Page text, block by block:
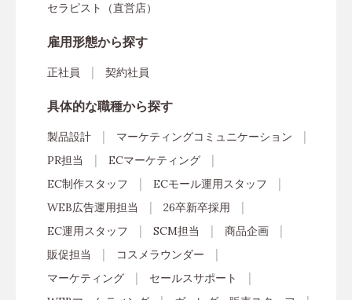
セラピスト（直営店）
雇用形態から探す
正社員 契約社員
具体的な職種から探す
製品設計
マーケティングコミュニケーション
PR担当
ECマーケティング
EC制作スタッフ
ECモール運用スタッフ
WEB広告運用担当
26卒新卒採用
EC運用スタッフ
SCM担当
商品企画
販促担当
コスメラウンダー
マーケティング
セールスサポート